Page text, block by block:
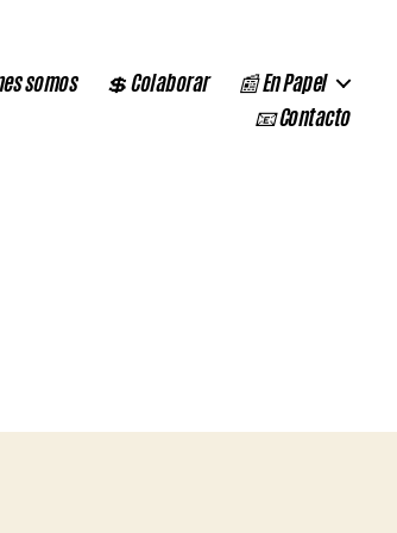
somos 💲 Colaborar
📰 En Papel
📧 Contacto